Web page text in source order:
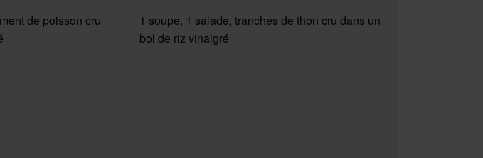
de poisson cru
1 soupe, 1 salade, tranches de thon cru dans un
bol de riz vinaigré